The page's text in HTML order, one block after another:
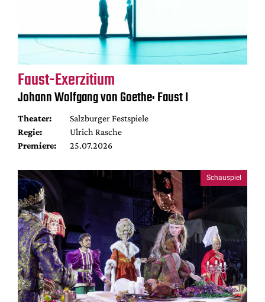
Faust-Exerzitium
Johann Wolfgang von Goethe: Faust I
Theater:
Salzburger Festspiele
Regie:
Ulrich Rasche
Premiere:
25.07.2026
Schauspiel